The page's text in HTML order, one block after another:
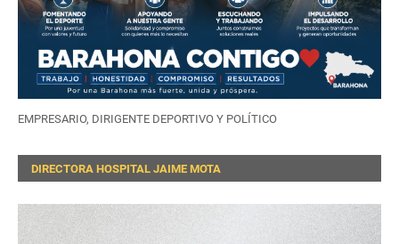
EMPRESARIO, DIRIGENTE DEPORTIVO Y POLÍTICO
DIRECTORA HOSPITAL JAIME MOTA